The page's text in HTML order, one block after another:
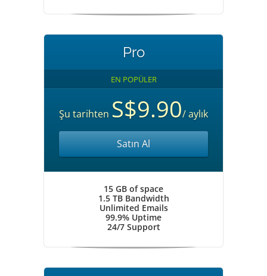
Pro
EN POPÜLER
Şu tarihten S$9.90/ aylık
Satın Al
15 GB of space
1.5 TB Bandwidth
Unlimited Emails
99.9% Uptime
24/7 Support